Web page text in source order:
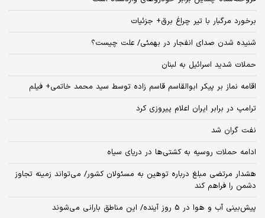
برخورد مرگبار با تیر چراغ برق+ جزئیات
شنیده شدن صدای انفجار در بهمئی/ علت چیست؟
حملات شدید اسرائیل به لبنان
اقامه نماز بر پیکر ابوالقاسم قاسم زاده توسط سید محمد خاتمی+ فیلم
ترامپ در برابر ایران اعلام پیروزی کرد
نفت گران شد
ادامه حملات روسیه به کشتی‌ها در دریای سیاه
هشدار مرتضی مبلغ درباره توهین به مسئولان کشور/ می‌تواند زمینه تجاوز
دشمن را فراهم کند
پیش‌بینی آب و هوا در 5 روز آینده/ این مناطق بارانی می‌شوند